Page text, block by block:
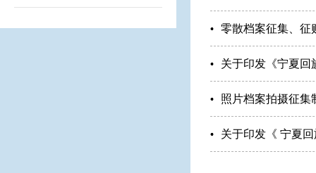
零散档案征集、征
关于印发《宁夏回
照片档案拍摄征集
关于印发《 宁夏